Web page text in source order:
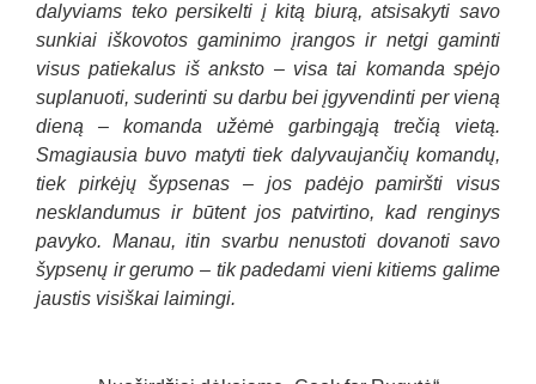
dalyviams teko persikelti į kitą biurą, atsisakyti savo
sunkiai iškovotos gaminimo įrangos ir netgi gaminti
visus patiekalus iš anksto – visa tai komanda spėjo
suplanuoti, suderinti su darbu bei įgyvendinti per vieną
dieną – komanda užėmė garbingąją trečią vietą.
Smagiausia buvo matyti tiek dalyvaujančių komandų,
tiek pirkėjų šypsenas – jos padėjo pamiršti visus
nesklandumus ir būtent jos patvirtino, kad renginys
pavyko. Manau, itin svarbu nenustoti dovanoti savo
šypsenų ir gerumo – tik padedami vieni kitiems galime
jaustis visiškai laimingi.